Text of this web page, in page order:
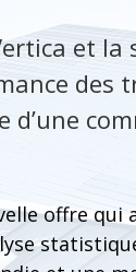
et
des
d’une
offre qui